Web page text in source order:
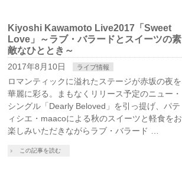
Kiyoshi Kawamoto Live2017「Sweet
Love」～ラブ・バラードとスイーツの素
敵なひととき～
2017年8月10日 ライブ情報
ロマンティックに溢れたステージが赤坂の夜を
華麗に彩る。まもなくリリース予定のニュー・
シングル「Dearly Beloved」を引っ提げ、パテ
ィシエ・maacoによる秋のスイーツと軽食をお
楽しみいただきながらラブ・バラード …
この記事を読む